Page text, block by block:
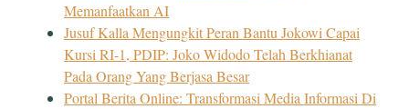
Memanfaatkan AI
Jusuf Kalla Mengungkit Peran Bantu Jokowi Capai
Kursi RI-1, PDIP: Joko Widodo Telah Berkhianat
Pada Orang Yang Berjasa Besar
Portal Berita Online: Transformasi Media Informasi Di